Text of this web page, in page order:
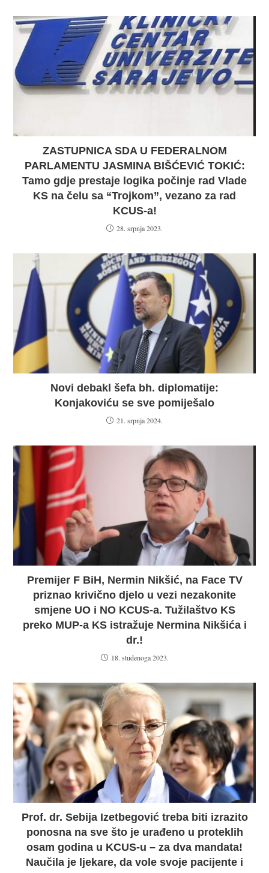
ZASTUPNICA SDA U FEDERALNOM
PARLAMENTU JASMINA BIŠĆEVIĆ TOKIĆ:
Tamo gdje prestaje logika počinje rad Vlade
KS na čelu sa “Trojkom”, vezano za rad
KCUS-a!
28. srpnja 2023.
Novi debakl šefa bh. diplomatije:
Konjakoviću se sve pomiješalo
21. srpnja 2024.
Premijer F BiH, Nermin Nikšić, na Face TV
priznao krivično djelo u vezi nezakonite
smjene UO i NO KCUS-a. Tužilaštvo KS
preko MUP-a KS istražuje Nermina Nikšića i
dr.!
18. studenoga 2023.
Prof. dr. Sebija Izetbegović treba biti izrazito
ponosna na sve što je urađeno u proteklih
osam godina u KCUS-u – za dva mandata!
Naučila je ljekare, da vole svoje pacijente i